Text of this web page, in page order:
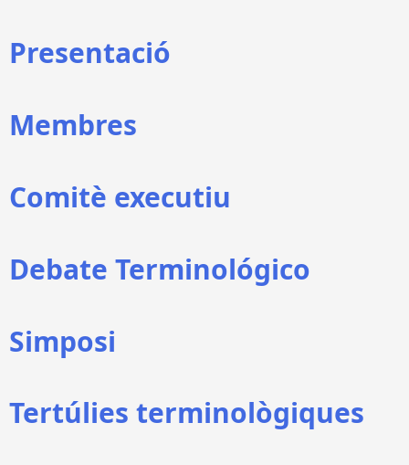
Presentació
Membres
Comitè executiu
Debate Terminológico
Simposi
Tertúlies terminològiques